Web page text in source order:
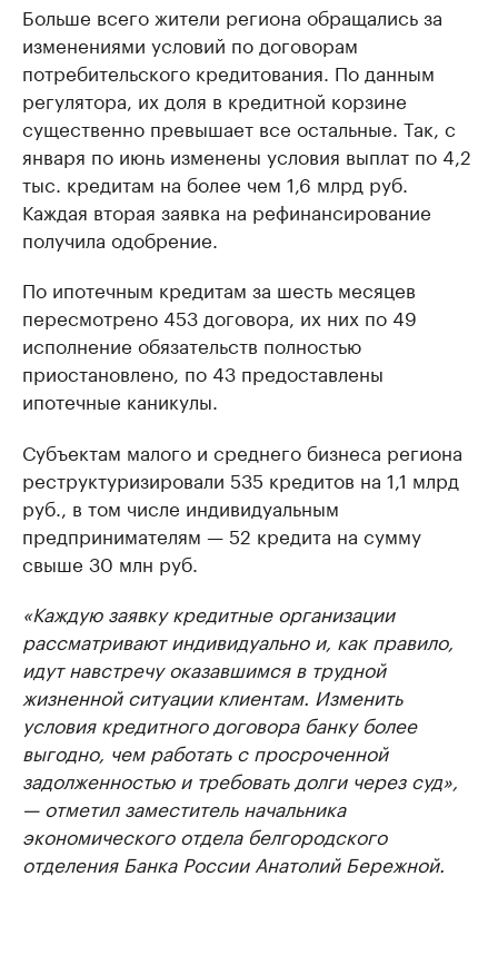
Больше всего жители региона обращались за
изменениями условий по договорам
потребительского кредитования. По данным
регулятора, их доля в кредитной корзине
существенно превышает все остальные. Так, с
января по июнь изменены условия выплат по 4,2
тыс. кредитам на более чем 1,6 млрд руб.
Каждая вторая заявка на рефинансирование
получила одобрение.
По ипотечным кредитам за шесть месяцев
пересмотрено 453 договора, их них по 49
исполнение обязательств полностью
приостановлено, по 43 предоставлены
ипотечные каникулы.
Субъектам малого и среднего бизнеса региона
реструктуризировали 535 кредитов на 1,1 млрд
руб., в том числе индивидуальным
предпринимателям — 52 кредита на сумму
свыше 30 млн руб.
«Каждую заявку кредитные организации
рассматривают индивидуально и, как правило,
идут навстречу оказавшимся в трудной
жизненной ситуации клиентам. Изменить
условия кредитного договора банку более
выгодно, чем работать с просроченной
задолженностью и требовать долги через суд»,
— отметил заместитель начальника
экономического отдела белгородского
отделения Банка России Анатолий Бережной.